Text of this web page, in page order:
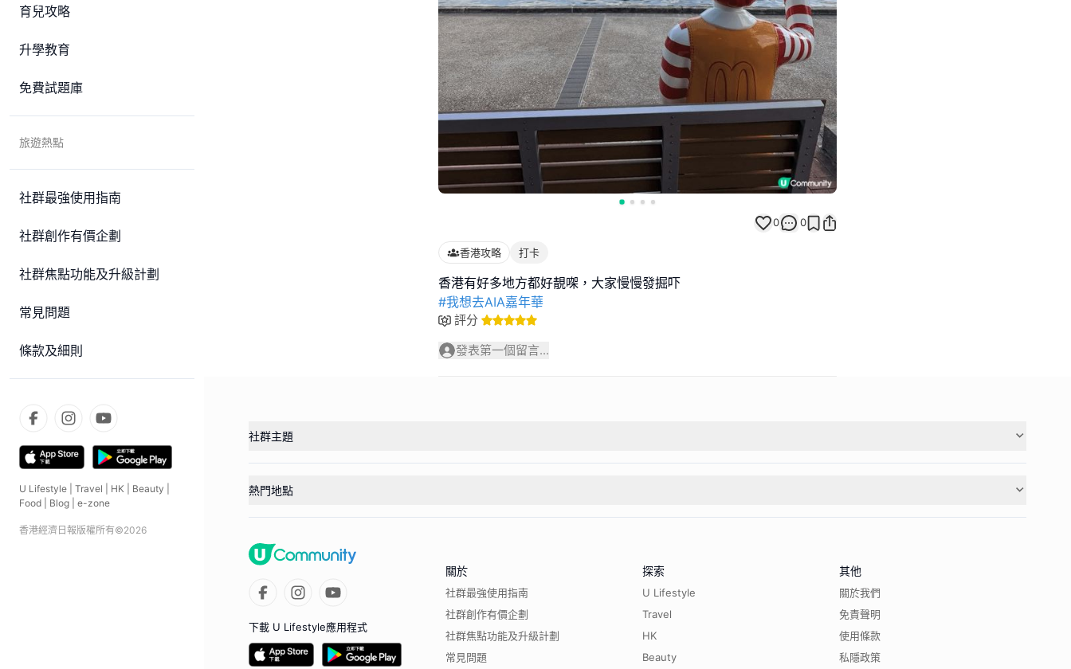
育兒攻略
升學教育
免費試題庫
旅遊熱點
社群最強使用指南
社群創作有價企劃
社群焦點功能及升級計劃
常見問題
條款及細則
U Lifestyle Travel HK Beauty
Food
Blog e-zone
香港經濟日報版權所有©2026
0 0
香港攻略 打卡
#我想去AIA嘉年華
評分
發表第一個留言...
社群主題
熱門地點
下載 U Lifestyle應用程式
關於
社群最強使用指南
社群創作有價企劃
社群焦點功能及升級計劃
常見問題
探索
U Lifestyle
Travel
HK
Beauty
其他
關於我們
免責聲明
使用條款
私隱政策